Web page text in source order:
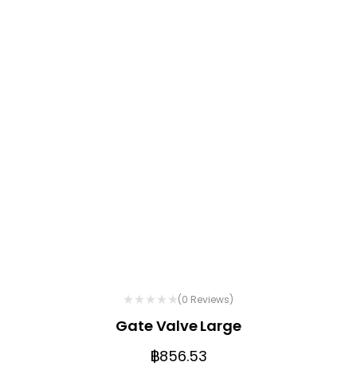
(0 Reviews)
Gate Valve Large
฿856.53